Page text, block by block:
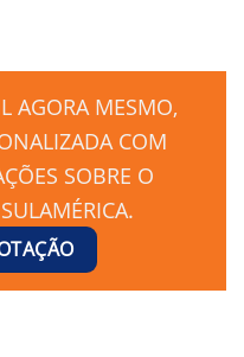
AGORA MESMO,
COM
SOBRE O